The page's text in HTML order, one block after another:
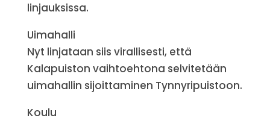
linjauksissa.
Uimahalli
Nyt linjataan siis virallisesti, että
Kalapuiston vaihtoehtona selvitetään
uimahallin sijoittaminen Tynnyripuistoon.
Koulu